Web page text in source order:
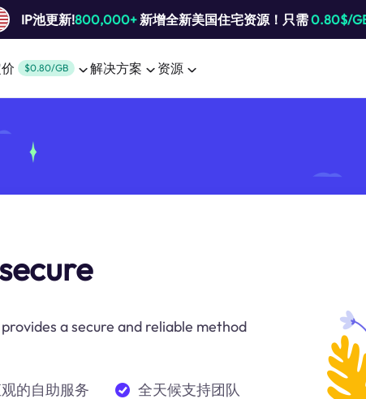
IP池更新!800,000+新增全新美国住宅资源！只需0.80$/
$0.80/GB 解决方案 资源
a secure and reliable method
的自助服务 全天候支持团队